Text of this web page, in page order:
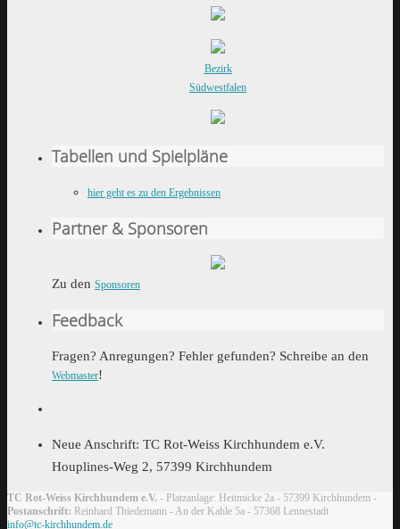
Bezirk
Südwestfalen
Tabellen und Spielpläne
hier geht es zu den Ergebnissen
Partner & Sponsoren
Zu den Sponsoren
Feedback
Fragen? Anregungen? Fehler gefunden? Schreibe an den
Webmaster!
Neue Anschrift: TC Rot-Weiss Kirchhundem e.V.
Houplines-Weg 2, 57399 Kirchhundem
TC Rot-Weiss Kirchhundem e.V. - Platzanlage: Heitmicke 2a - 57399 Kirchhundem -
Postanschrift: Reinhard Thiedemann - An der Kahle 5a - 57368 Lennestadt
info@tc-kirchhundem.de